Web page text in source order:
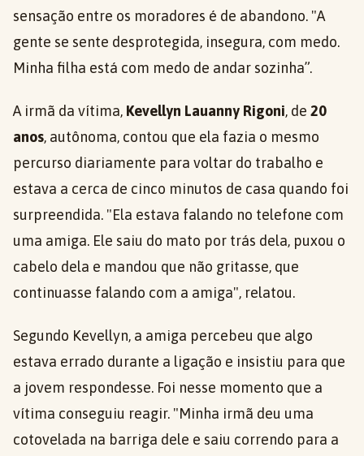
sensação entre os moradores é de abandono. "A
gente se sente desprotegida, insegura, com medo.
Minha filha está com medo de andar sozinha”.
A irmã da vítima, Kevellyn Lauanny Rigoni, de 20
anos, autônoma, contou que ela fazia o mesmo
percurso diariamente para voltar do trabalho e
estava a cerca de cinco minutos de casa quando foi
surpreendida. "Ela estava falando no telefone com
uma amiga. Ele saiu do mato por trás dela, puxou o
cabelo dela e mandou que não gritasse, que
continuasse falando com a amiga", relatou.
Segundo Kevellyn, a amiga percebeu que algo
estava errado durante a ligação e insistiu para que
a jovem respondesse. Foi nesse momento que a
vítima conseguiu reagir. "Minha irmã deu uma
cotovelada na barriga dele e saiu correndo para a